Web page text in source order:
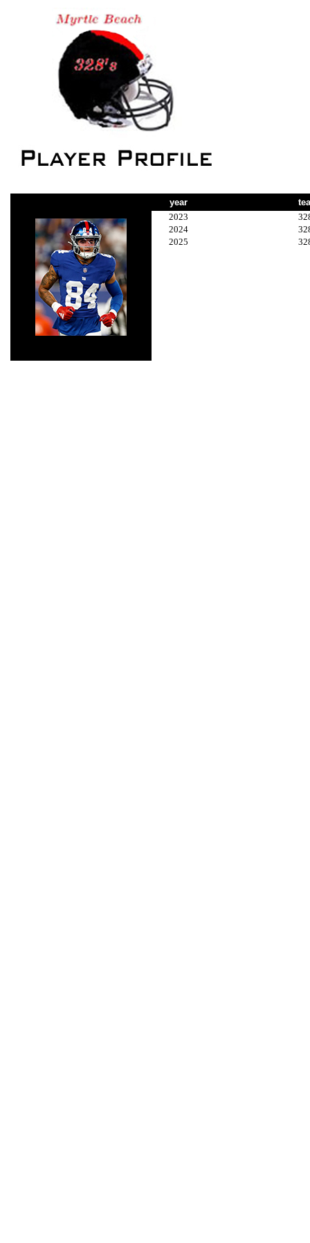
year
2023
2024
2025